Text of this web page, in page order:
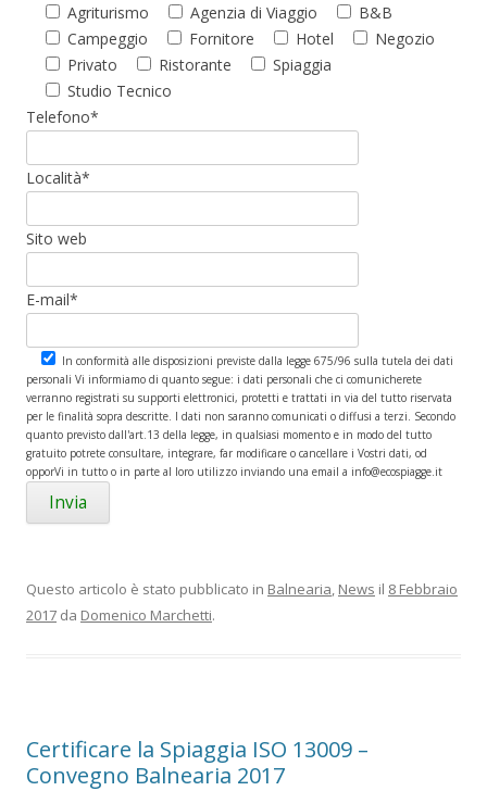
Agriturismo
Agenzia di Viaggio
B&B
Campeggio
Fornitore Hotel
Negozio
Privato
Ristorante
Spiaggia
Studio Tecnico
Telefono*
Località*
Sito web
E-mail*
In conformità alle disposizioni previste dalla legge 675/96 sulla tutela dei dati
personali Vi informiamo di quanto segue: i dati personali che ci comunicherete
verranno registrati su supporti elettronici, protetti e trattati in via del tutto riservata
per le finalità sopra descritte. I dati non saranno comunicati o diffusi a terzi. Secondo
quanto previsto dall'art.13 della legge, in qualsiasi momento e in modo del tutto
gratuito potrete consultare, integrare, far modificare o cancellare i Vostri dati, od
opporVi in tutto o in parte al loro utilizzo inviando una email a info@ecospiagge.it
Questo articolo è stato pubblicato in Balnearia, News il 8 Febbraio
2017 da Domenico Marchetti.
Certificare la Spiaggia ISO 13009 –
Convegno Balnearia 2017